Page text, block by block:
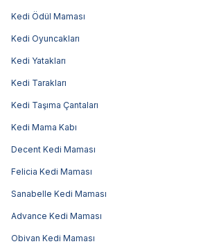
Kedi Ödül Maması
Kedi Oyuncakları
Kedi Yatakları
Kedi Tarakları
Kedi Taşıma Çantaları
Kedi Mama Kabı
Decent Kedi Maması
Felicia Kedi Maması
Sanabelle Kedi Maması
Advance Kedi Maması
Obivan Kedi Maması